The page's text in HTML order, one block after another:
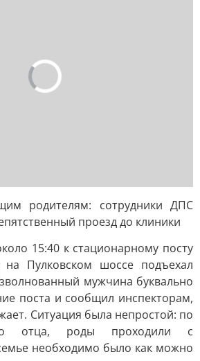
родителям: сотрудники ДПС
проезд до клиники
15:40 к стационарному посту
на Пулковском шоссе подъехал
мужчина буквально
поста и сообщил инспекторам,
Ситуация была непростой: по
отца, роды проходили с
необходимо было как можно